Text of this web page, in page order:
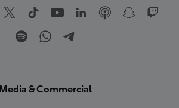
Media & Commercial